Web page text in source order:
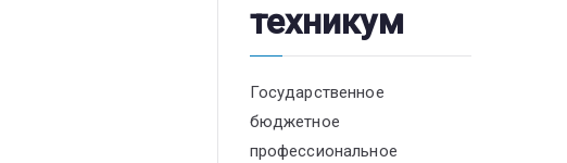
техникум
Государственное
бюджетное
профессиональное